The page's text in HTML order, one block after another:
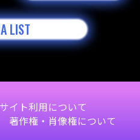
LIST
サイト利用について
著作権・肖像権について